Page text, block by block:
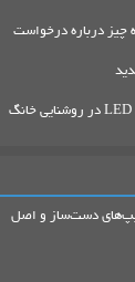
چیز درباره درخواست
پیپ‌های دست‌ساز و اصل